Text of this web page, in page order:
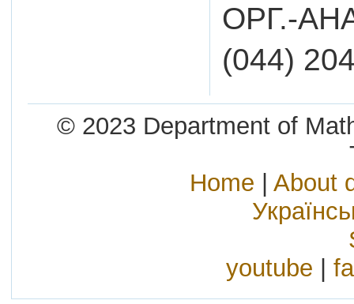
ОРГ.-
(044)
© 2023 Department of
Home | About
youtube |